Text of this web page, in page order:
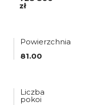
zł
Powierzchnia
81.00
Liczba
pokoi